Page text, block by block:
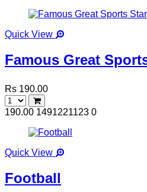
Quick View
Famous Great
Rs 190.00
190.00 1491221123 0
Quick View
Football